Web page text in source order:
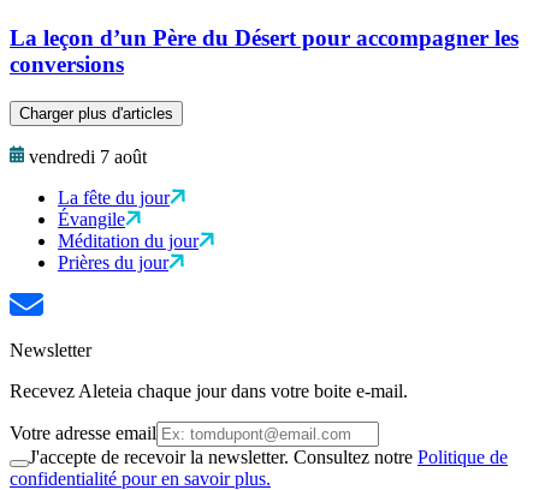
La leçon d’un Père du Désert pour accompagner les
conversions
Charger plus d'articles
vendredi 7 août
La fête du jour
Évangile
Méditation du jour
Prières du jour
Newsletter
Recevez Aleteia chaque jour dans votre boite e-mail.
Votre adresse email
J'accepte de recevoir la newsletter. Consultez notre Politique de
confidentialité pour en savoir plus.